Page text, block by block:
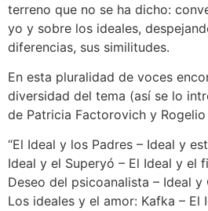
terreno que no se ha dicho:
yo y sobre los ideales,
diferencias, sus similitudes.
En esta pluralidad de voces
diversidad del tema (así se lo
de Patricia Factorovich y Rogelio
“El Ideal y los Padres – Ideal y
Ideal y el Superyó – El Ideal y el
Deseo del psicoanalista – Ideal
Los ideales y el amor: Kafka – El